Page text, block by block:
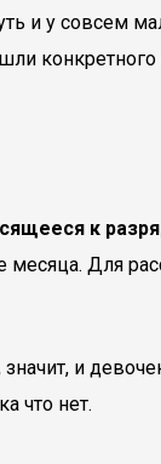
и у совсем
конкретного
к
Для
и
что нет.